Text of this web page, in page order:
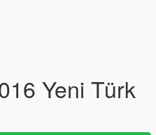
Yeni Türk